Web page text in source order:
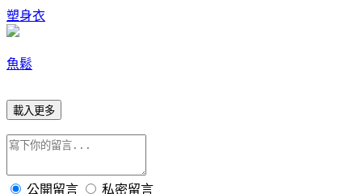
塑身衣
魚鬆
載入更多
公開留言 私密留言